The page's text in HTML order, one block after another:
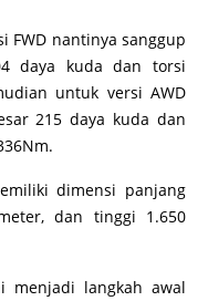
FWD nantinya sanggup
daya kuda dan torsi
untuk versi AWD
215 daya kuda dan
dimensi panjang
dan tinggi 1.650
menjadi langkah awal